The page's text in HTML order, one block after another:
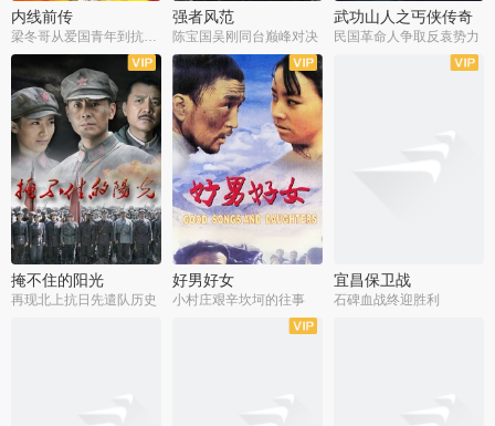
内线前传 强者风范
陈宝国吴刚同台巅峰对决
武功山人之丐侠传奇
民国革命人争取反袁势力
全38集
掩不住的阳光
再现北上抗日先遣队历史
全9集
好男好女
小村庄艰辛坎坷的往事
宜昌保卫战
石碑血战终迎胜利